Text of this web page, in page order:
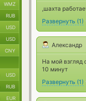
,шахта
Развернуть (1)
Александр
На мой взгляд
10 минут
Развернуть (1)
WMZ
RUB
USD
USD
CNY
USD
RUB
EUR